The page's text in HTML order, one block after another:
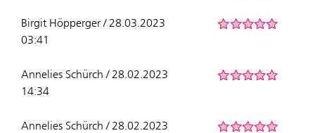
Birgit Höpperger / 28.03.2023
03:41
Annelies Schürch / 28.02.2023
14:34
Annelies Schürch / 28.02.2023